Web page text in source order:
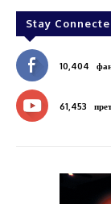
Stay
10,404
61,453